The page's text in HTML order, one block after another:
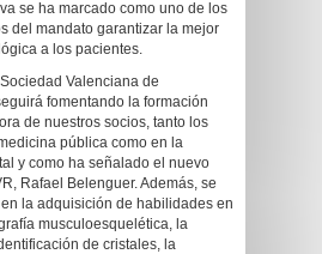
se ha marcado como uno de los
del mandato garantizar la mejor
a los pacientes.
Valenciana de
fomentando la formación
de nuestros socios, tanto los
pública como en la
y como ha señalado el nuevo
Rafael Belenguer. Además, se
la adquisición de habilidades en
musculoesquelética, la
de cristales, la